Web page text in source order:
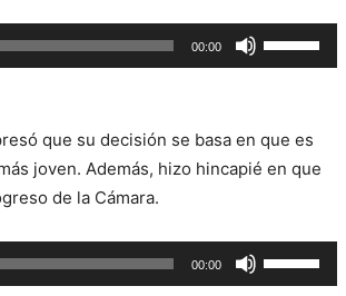
00:00
las
flecha
arriba/abajo
aumentar
o
que su decisión se basa en que es
joven. Además, hizo hincapié en que
de la Cámara.
00:00
las